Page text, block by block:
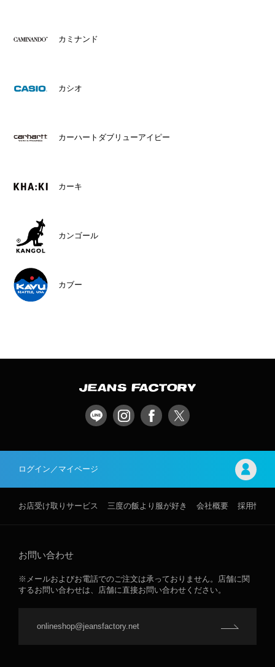
カミナンド
カシオ
カーハートダブリューアイピー
カーキ
カンゴール
カブー
ログイン／マイページ
お店受け取りサービス 三度の飯より服が好き 会社概要 採用情報
お問い合わせ
※メールおよびお電話でのご注文は承っておりません。店舗に関
するお問い合わせは、店舗に直接お問い合わせください。
onlineshop@jeansfactory.net